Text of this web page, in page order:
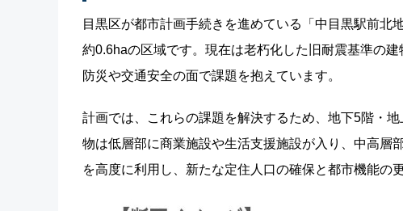
目黒区が都市計画手続きを進めている「中目黒駅前北
約0.6haの区域です。現在は老朽化した旧耐震基準の
防災や交通安全の面で課題を抱えています。
計画では、これらの課題を解決するため、地下5階・
物は低層部に商業施設や生活支援施設が入り、中高層
を高度に利用し、新たな定住人口の確保と都市機能の